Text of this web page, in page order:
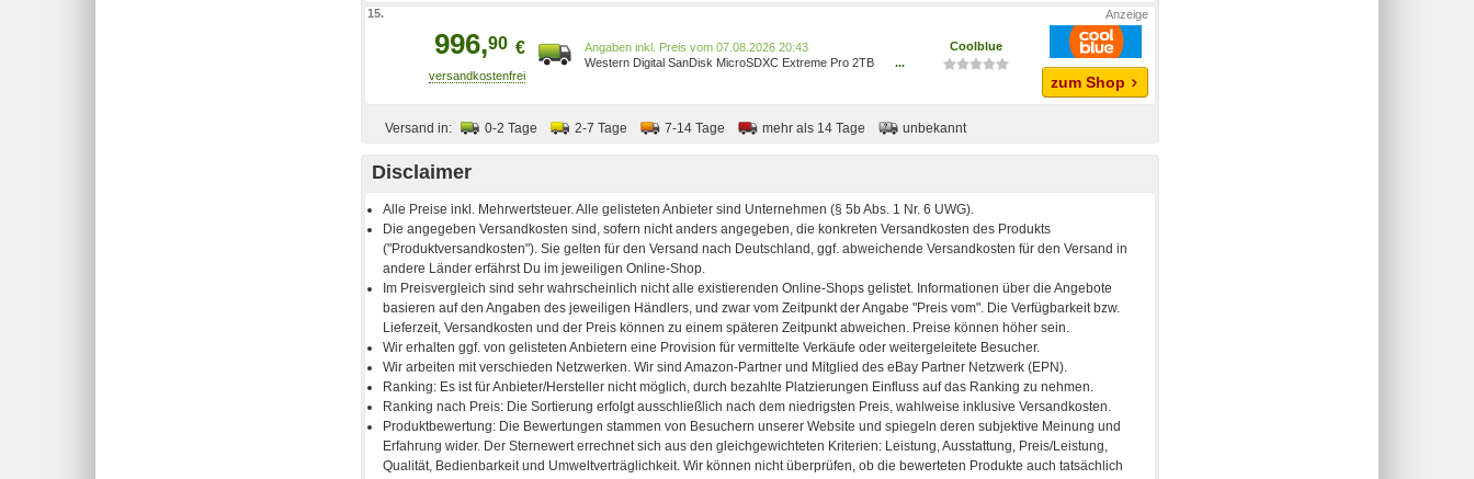
15.
996,90 €
Preis vom 07.08.2026 20:43
Western Digital SanDisk MicroSDXC Extreme Pro 2TB
...
Coolblue
zum Shop
Versand in: 0-2 Tage 2-7 Tage 7-14 Tage mehr als 14 Tage unbekannt
Disclaimer